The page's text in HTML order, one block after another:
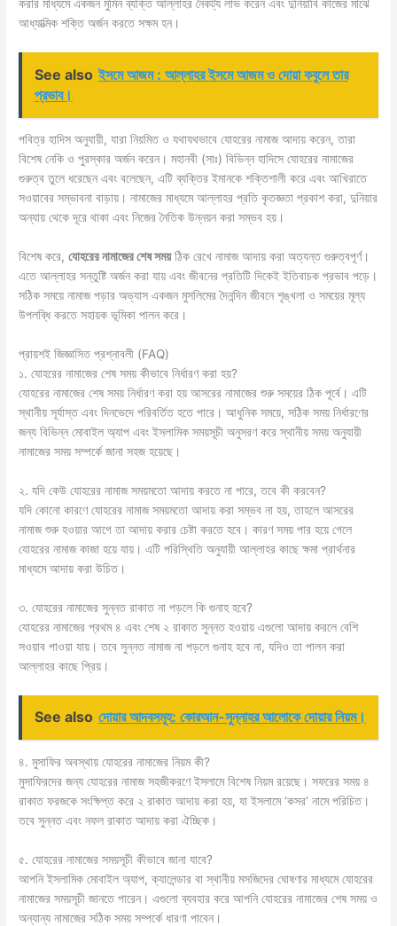
করার মাধ্যমে একজন মুমিন ব্যক্তি আল্লাহর নৈকট্য লাভ করেন এবং দুনিয়াবি কাজের মাঝে
আধ্যাত্মিক শক্তি অর্জন করতে সক্ষম হন।
See also ইসমে আজম : আল্লাহর ইসমে আজম ও দোয়া কবুলে তার
প্রভাব।
পবিত্র হাদিস অনুযায়ী, যারা নিয়মিত ও যথাযথভাবে যোহরের নামাজ আদায় করেন, তারা
বিশেষ নেকি ও পুরস্কার অর্জন করেন। মহানবী (সাঃ) বিভিন্ন হাদিসে যোহরের নামাজের
গুরুত্ব তুলে ধরেছেন এবং বলেছেন, এটি ব্যক্তির ইমানকে শক্তিশালী করে এবং আখিরাতে
সওয়াবের সম্ভাবনা বাড়ায়। নামাজের মাধ্যমে আল্লাহর প্রতি কৃতজ্ঞতা প্রকাশ করা, দুনিয়ার
অন্যায় থেকে দূরে থাকা এবং নিজের নৈতিক উন্নয়ন করা সম্ভব হয়।
বিশেষ করে,যোহরের নামাজের শেষ সময়ঠিক রেখে নামাজ আদায় করা অত্যন্ত গুরুত্বপূর্ণ।
এতে আল্লাহর সন্তুষ্টি অর্জন করা যায় এবং জীবনের প্রতিটি দিকেই ইতিবাচক প্রভাব পড়ে।
সঠিক সময়ে নামাজ পড়ার অভ্যাস একজন মুসলিমের দৈনন্দিন জীবনে শৃঙ্খলা ও সময়ের মূল্য
উপলব্ধি করতে সহায়ক ভূমিকা পালন করে।
প্রায়শই জিজ্ঞাসিত প্রশ্নাবলী (FAQ)
১. যোহরের নামাজের শেষ সময় কীভাবে নির্ধারণ করা হয়?
যোহরের নামাজের শেষ সময় নির্ধারণ করা হয় আসরের নামাজের শুরু সময়ের ঠিক পূর্বে। এটি
স্থানীয় সূর্যাস্ত এবং দিনভেদে পরিবর্তিত হতে পারে। আধুনিক সময়ে, সঠিক সময় নির্ধারণের
জন্য বিভিন্ন মোবাইল অ্যাপ এবং ইসলামিক সময়সূচী অনুসরণ করে স্থানীয় সময় অনুযায়ী
নামাজের সময় সম্পর্কে জানা সহজ হয়েছে।
২. যদি কেউ যোহরের নামাজ সময়মতো আদায় করতে না পারে, তবে কী করবেন?
যদি কোনো কারণে যোহরের নামাজ সময়মতো আদায় করা সম্ভব না হয়, তাহলে আসরের
নামাজ শুরু হওয়ার আগে তা আদায় করার চেষ্টা করতে হবে। কারণ সময় পার হয়ে গেলে
যোহরের নামাজ কাজা হয়ে যায়। এটি পরিস্থিতি অনুযায়ী আল্লাহর কাছে ক্ষমা প্রার্থনার
মাধ্যমে আদায় করা উচিত।
৩. যোহরের নামাজের সুন্নত রাকাত না পড়লে কি গুনাহ হবে?
যোহরের নামাজের প্রথম ৪ এবং শেষ ২ রাকাত সুন্নত হওয়ায় এগুলো আদায় করলে বেশি
সওয়াব পাওয়া যায়। তবে সুন্নত নামাজ না পড়লে গুনাহ হবে না, যদিও তা পালন করা
আল্লাহর কাছে প্রিয়।
See also দোয়ার আদবসমূহ: কোরআন-সুন্নাহর আলোকে দোয়ার নিয়ম।
৪. মুসাফির অবস্থায় যোহরের নামাজের নিয়ম কী?
মুসাফিরদের জন্য যোহরের নামাজ সহজীকরণে ইসলামে বিশেষ নিয়ম রয়েছে। সফরের সময় ৪
রাকাত ফরজকে সংক্ষিপ্ত করে ২ রাকাত আদায় করা হয়, যা ইসলামে ‘কসর’ নামে পরিচিত।
তবে সুন্নত এবং নফল রাকাত আদায় করা ঐচ্ছিক।
৫. যোহরের নামাজের সময়সূচী কীভাবে জানা যাবে?
আপনি ইসলামিক মোবাইল অ্যাপ, ক্যালেন্ডার বা স্থানীয় মসজিদের ঘোষণার মাধ্যমে যোহরের
নামাজের সময়সূচী জানতে পারেন। এগুলো ব্যবহার করে আপনি যোহরের নামাজের শেষ সময় ও
অন্যান্য নামাজের সঠিক সময় সম্পর্কে ধারণা পাবেন।